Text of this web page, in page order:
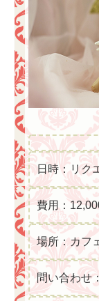
日時：リク
費用：
場所：カフ
問い合わせ：